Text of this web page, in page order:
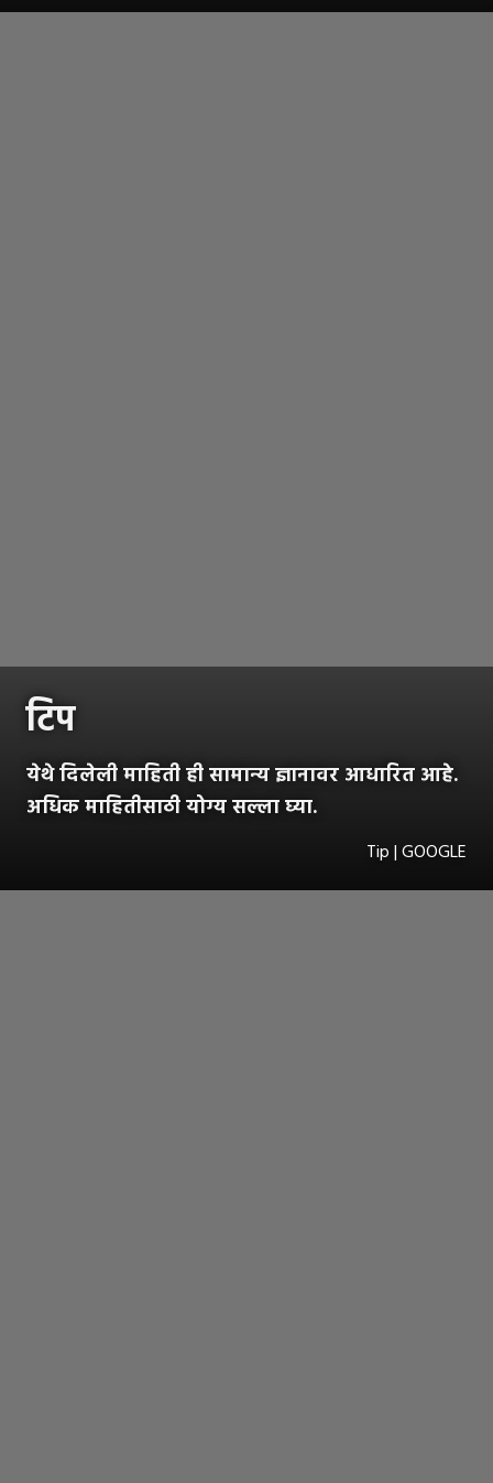
टिप
येथे दिलेली माहिती ही सामान्य ज्ञानावर आधारित आहे.
अधिक माहितीसाठी योग्य सल्ला घ्या.
Tip | GOOGLE